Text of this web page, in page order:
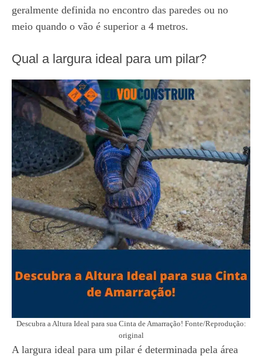
geralmente definida no encontro das paredes ou no
meio quando o vão é superior a 4 metros.
Qual a largura ideal para um pilar?
Descubra a Altura Ideal para sua Cinta de Amarração! Fonte/Reprodução:
original
A largura ideal para um pilar é determinada pela área